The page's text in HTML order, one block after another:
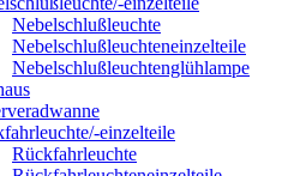
Nebelschlußleuchte
Nebelschlußleuchteneinzelteile
Nebelschlußleuchtenglühlampe
einzelteile
Rückfahrleuchte